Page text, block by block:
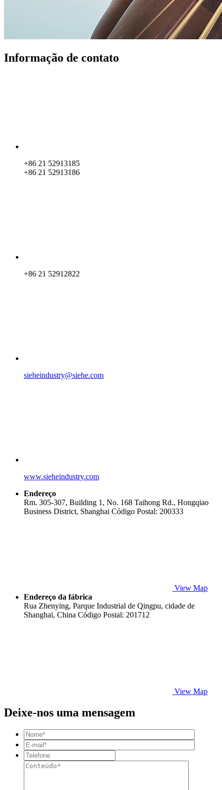
Informação de contato
+86 21 52913185
+86 21 52913186
+86 21 52912822
sieheindustry@siehe.com
www.sieheindustry.com
Endereço
Rm. 305-307, Building 1, No. 168 Taihong Rd., Hongqiao
Business District, Shanghai Código Postal: 200333
View Map
Endereço da fábrica
Rua Zhenying, Parque Industrial de Qingpu, cidade de
Shanghai, China Código Postal: 201712
View Map
Deixe-nos uma mensagem